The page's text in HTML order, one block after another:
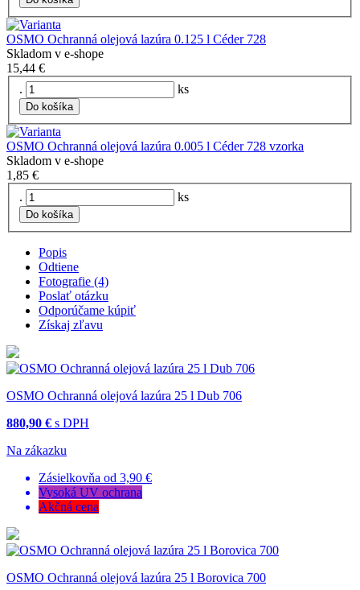
OSMO Ochranná olejová lazúra 0.125 l Céder 728
Skladom v e-shope
15,44 €
.
ks
Do košíka
OSMO Ochranná olejová lazúra 0.005 l Céder 728 vzorka
Skladom v e-shope
1,85 €
.
ks
Do košíka
Popis
Odtiene
Fotografie (4)
Poslať otázku
Odporúčame kúpiť
Získaj zľavu
OSMO Ochranná olejová lazúra 25 l Dub 706
880,90 € s DPH
Na zákazku
Zásielkovňa od 3,90 €
Vysoká UV ochrana
Akčná cena
OSMO Ochranná olejová lazúra 25 l Borovica 700